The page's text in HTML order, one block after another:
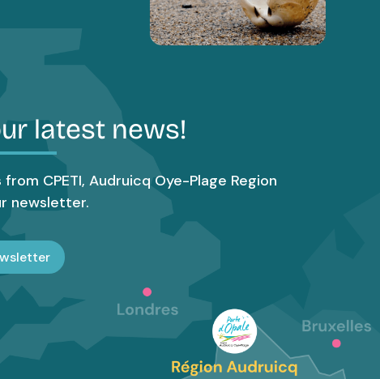
latest news!
from CPETI, Audruicq Oye-Plage Region
newsletter.